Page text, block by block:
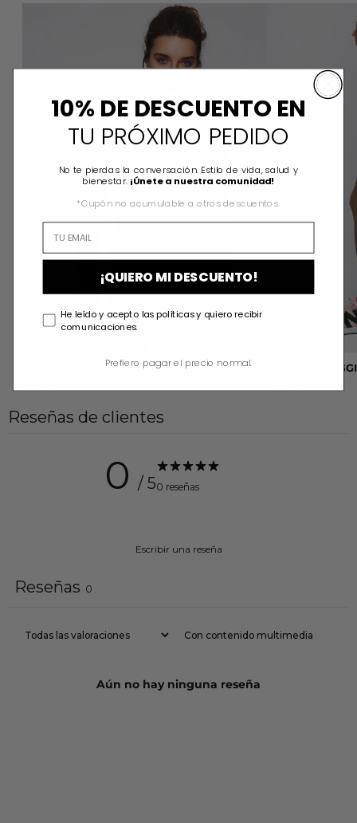
VALERIA JACKET COCOA
VALERIA JACKET COCOA VALERIA
Reseñas de clientes
0 / 50 reseñas
Escribir una reseña
Reseñas 0
Con contenido multimedia
Aún no hay ninguna reseña
10% DE DESCUENTO EN
TU PRÓXIMO PEDIDO
No te pierdas la conversación. Estilo de vida, salud y
bienestar. ¡Únete a nuestra comunidad!
*Cupón no acumulable a otros descuentos.
¡QUIERO MI DESCUENTO!
He leído y acepto las políticas y quiero recibir
comunicaciones.
Prefiero pagar el precio normal.